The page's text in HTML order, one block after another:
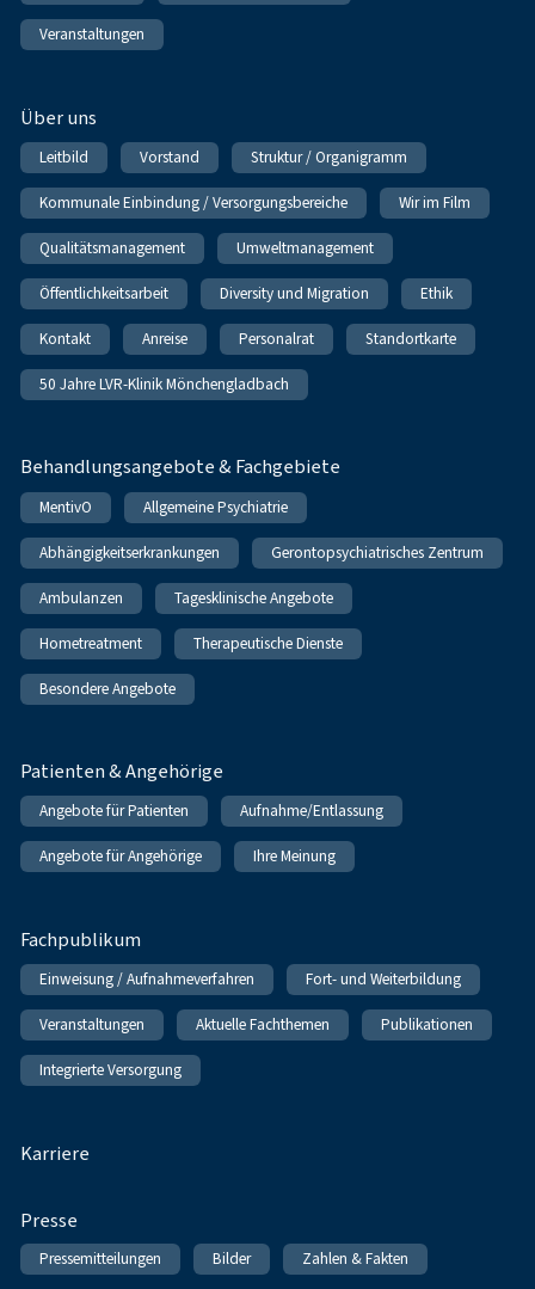
Veranstaltungen
Über uns
Leitbild Vorstand Struktur / Organigramm
Kommunale Einbindung / Versorgungsbereiche Wir im Film
Qualitätsmanagement Umweltmanagement
Öffentlichkeitsarbeit Diversity und Migration Ethik
Kontakt Anreise Personalrat Standortkarte
50 Jahre LVR-Klinik Mönchengladbach
Behandlungsangebote & Fachgebiete
MentivO Allgemeine Psychiatrie
Abhängigkeitserkrankungen Gerontopsychiatrisches Zentrum
Ambulanzen Tagesklinische Angebote
Hometreatment Therapeutische Dienste
Besondere Angebote
Patienten & Angehörige
Angebote für Patienten Aufnahme/Entlassung
Angebote für Angehörige Ihre Meinung
Fachpublikum
Einweisung / Aufnahmeverfahren Fort- und Weiterbildung
Veranstaltungen Aktuelle Fachthemen Publikationen
Integrierte Versorgung
Karriere
Presse
Pressemitteilungen Bilder Zahlen & Fakten